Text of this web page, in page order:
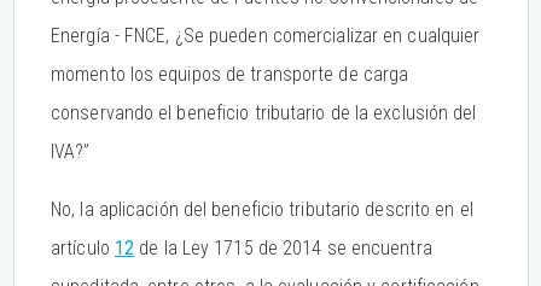
Energía - FNCE, ¿Se pueden comercializar en cualquier
momento los equipos de transporte de carga
conservando el beneficio tributario de la exclusión del
IVA?”
No, la aplicación del beneficio tributario descrito en el
artículo 12 de la Ley 1715 de 2014 se encuentra